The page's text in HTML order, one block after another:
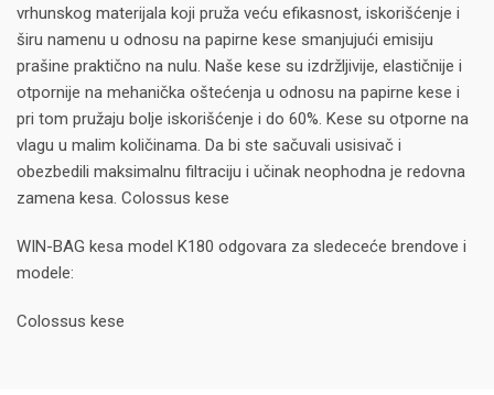
vrhunskog materijala koji pruža veću efikasnost, iskorišćenje i
širu namenu u odnosu na papirne kese smanjujući emisiju
prašine praktično na nulu. Naše kese su izdržljivije, elastičnije i
otpornije na mehanička oštećenja u odnosu na papirne kese i
pri tom pružaju bolje iskorišćenje i do 60%. Kese su otporne na
vlagu u malim količinama. Da bi ste sačuvali usisivač i
obezbedili maksimalnu filtraciju i učinak neophodna je redovna
zamena kesa. Colossus kese
WIN-BAG kesa model K180 odgovara za sledeceće brendove i
modele:
Colossus kese